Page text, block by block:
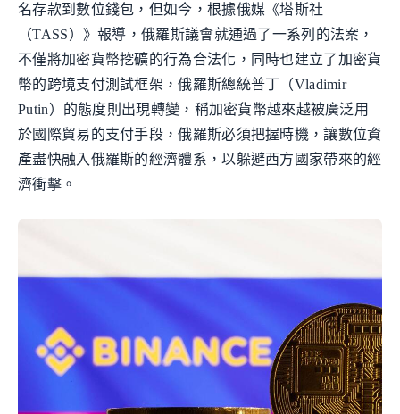
名存款到數位錢包，但如今，根據俄媒《塔斯社
（TASS）》報導，俄羅斯議會就通過了一系列的法案，
不僅將加密貨幣挖礦的行為合法化，同時也建立了加密貨
幣的跨境支付測試框架，俄羅斯總統普丁（Vladimir
Putin）的態度則出現轉變，稱加密貨幣越來越被廣泛用
於國際貿易的支付手段，俄羅斯必須把握時機，讓數位資
產盡快融入俄羅斯的經濟體系，以躲避西方國家帶來的經
濟衝擊。